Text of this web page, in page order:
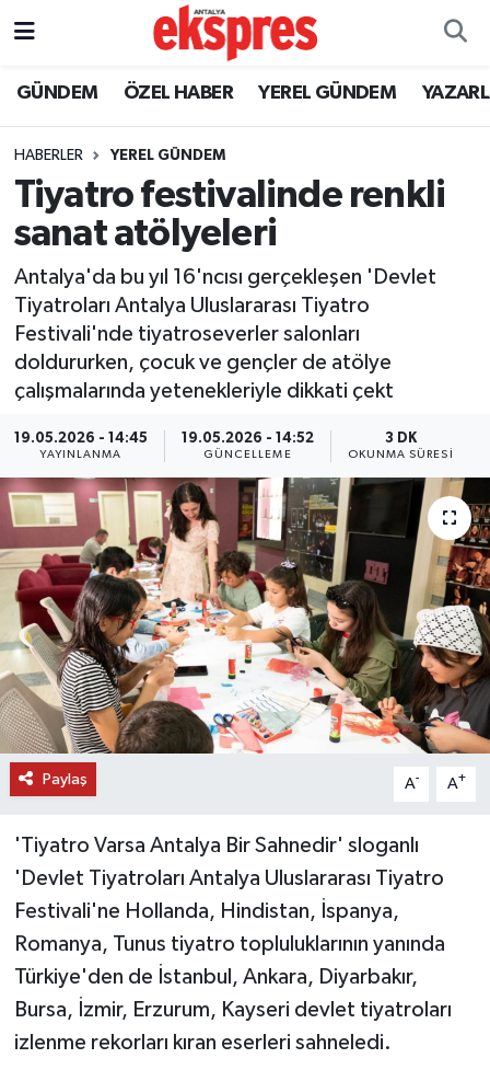
GÜNDEM ÖZEL HABER YEREL GÜNDEM
HABERLER YEREL GÜNDEM
Tiyatro festivalinde renkli
sanat atölyeleri
Antalya'da bu yıl 16'ncısı gerçekleşen 'Devlet
Tiyatroları Antalya Uluslararası Tiyatro
Festivali'nde tiyatroseverler salonları
doldururken, çocuk ve gençler de atölye
çalışmalarında yetenekleriyle dikkati çekt
19.05.2026 - 14:45
YAYINLANMA
19.05.2026 - 14:52
GÜNCELLEME
3 DK
OKUNMA SÜRESI
Paylaş A- A+
'Tiyatro Varsa Antalya Bir Sahnedir' sloganlı
'Devlet Tiyatroları Antalya Uluslararası Tiyatro
Festivali'ne Hollanda, Hindistan, İspanya,
Romanya, Tunus tiyatro topluluklarının yanında
Türkiye'den de İstanbul, Ankara, Diyarbakır,
Bursa, İzmir, Erzurum, Kayseri devlet tiyatroları
izlenme rekorları kıran eserleri sahneledi.
ÖZEL HABER
YEREL GÜNDEM
EKONOMİ
KÜLTÜR - SANAT
SPOR
SAĞLIK
DÜNYA
EĞİTİM
TURİZM
RÖPORTAJ
VİDEO HABERLER
MAGAZİN
Nöbetçi Eczaneler
Trafik Durumu
Süper Lig Puan Durumu ve Fikstür
Tüm Manşetler
Son Dakika Haberleri